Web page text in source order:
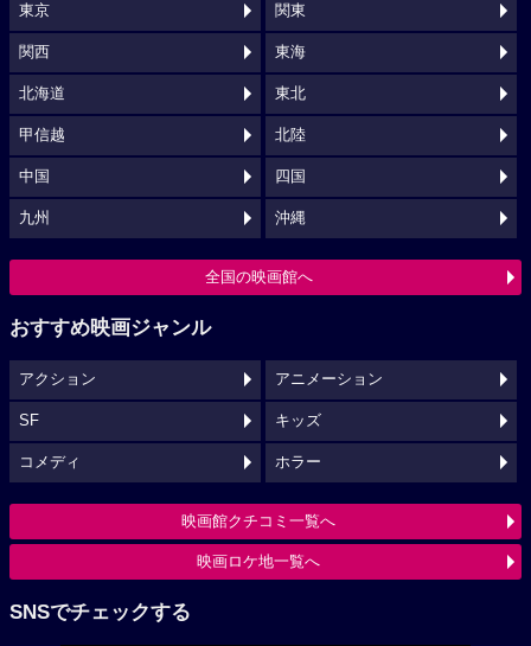
東京 関東
関西 東海
北海道 東北
甲信越 北陸
中国 四国
九州 沖縄
全国の映画館へ
おすすめ映画ジャンル
アクション アニメーション
SF キッズ
コメディ ホラー
映画館クチコミ一覧へ
映画ロケ地一覧へ
SNSでチェックする